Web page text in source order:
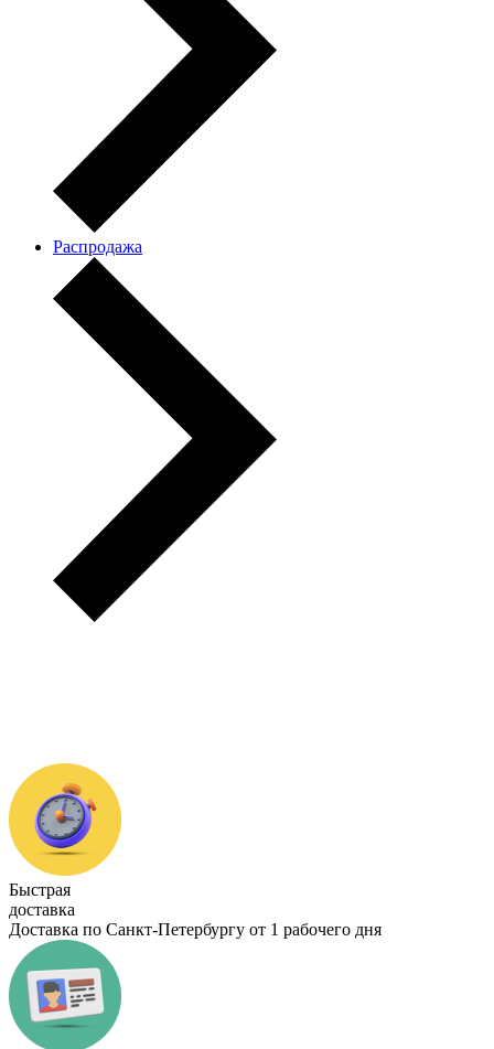
Распродажа
Быстрая
доставка
Доставка по Санкт-Петербургу от 1 рабочего дня